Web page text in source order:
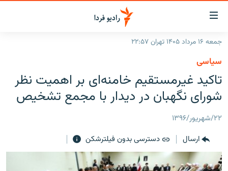
لینک‌های
قابلیت
دسترسی
بازگشت
به
منوی
اصلی
رفتن
صفحه
جستجو
ایران
جهان
برنامه‌های رادیویی
فرکانس‌ها
پادکست
چندرسانه‌ای
گزارش‌های تصویری
زنان فردا
جمعه ۱۶ مرداد ۱۴۰۵ تهران ۲۲:۵۷
سیاسی
تاکید غیرمستقیم خامنه‌ای بر اهمیت نظر
شورای نگهبان در دیدار با مجمع تشخیص
۲۲/شهریور/۱۳۹۶
ارسال
دسترسی بدون فیلترشکن